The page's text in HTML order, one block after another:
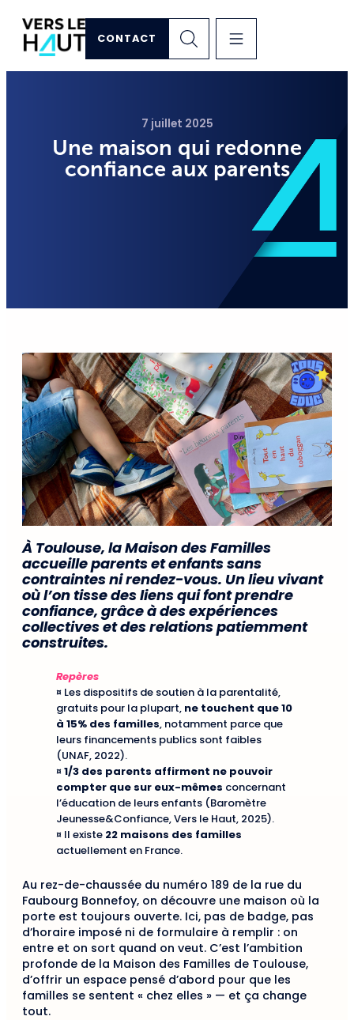
CONTACT
7 juillet 2025
Une maison qui redonne
confiance aux parents
À Toulouse, la Maison des Familles
accueille parents et enfants sans
contraintes ni rendez-vous. Un lieu vivant
où l’on tisse des liens qui font prendre
confiance, grâce à des expériences
collectives et des relations patiemment
construites.
Repères
¤ Les dispositifs de soutien à la parentalité,
gratuits pour la plupart, ne touchent que 10
à 15% des familles, notamment parce que
leurs financements publics sont faibles
(UNAF, 2022).
¤1/3 des parents affirment ne pouvoir
compter que sur eux-mêmes concernant
l’éducation de leurs enfants (Baromètre
Jeunesse&Confiance, Vers le Haut, 2025).
¤ Il existe 22 maisons des familles
actuellement en France.
Au rez-de-chaussée du numéro 189 de la rue du
Faubourg Bonnefoy, on découvre une maison où la
porte est toujours ouverte. Ici, pas de badge, pas
d’horaire imposé ni de formulaire à remplir : on
entre et on sort quand on veut. C’est l’ambition
profonde de la Maison des Familles de Toulouse,
d’offrir un espace pensé d’abord pour que les
familles se sentent « chez elles » — et ça change
tout.